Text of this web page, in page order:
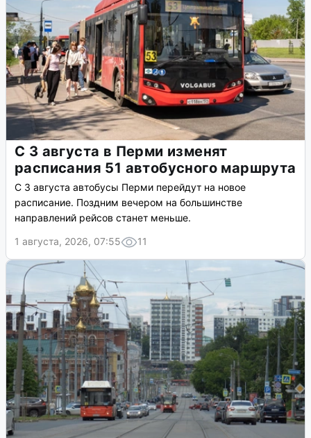
С 3 августа в Перми изменят
расписания 51 автобусного маршрута
С 3 августа автобусы Перми перейдут на новое
расписание. Поздним вечером на большинстве
направлений рейсов станет меньше.
1 августа, 2026, 07:55
11